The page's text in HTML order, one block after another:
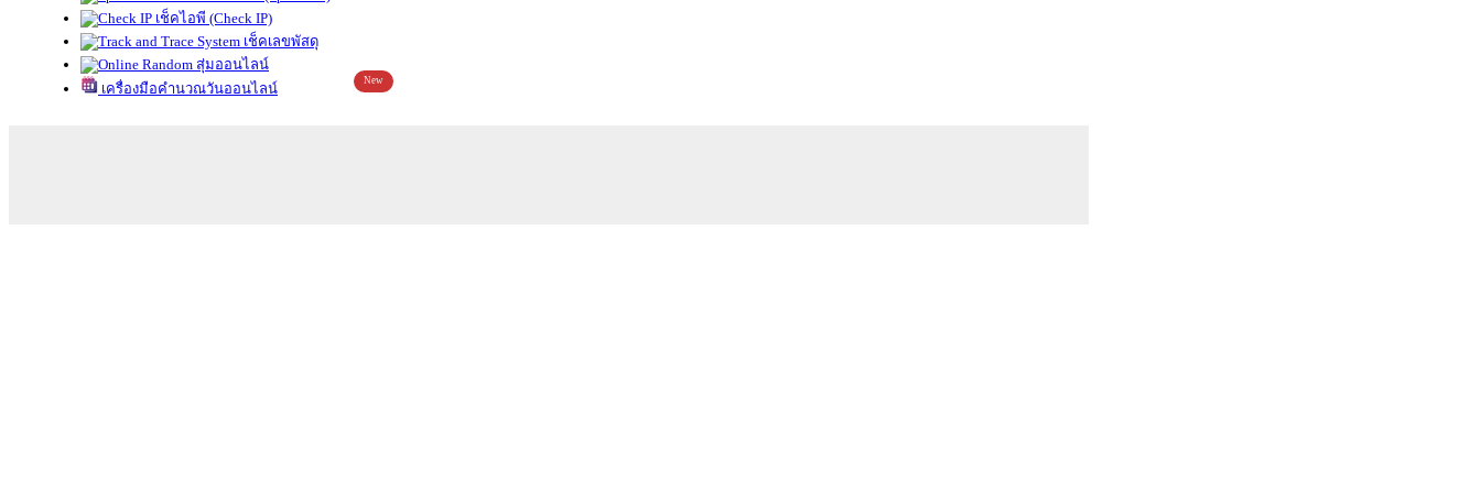
เช็คไอพี (Check IP)
เช็คเลขพัสดุ
สุ่มออนไลน์
เครื่องมือคำนวณวันออนไลน์
New